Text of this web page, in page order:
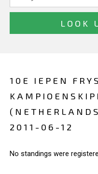
10E IEPEN
2011-06-12
No standings were